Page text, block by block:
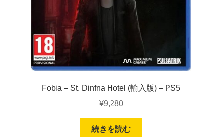
Fobia – St. Dinfna Hotel (輸入版) – PS5
¥9,280
続きを読む